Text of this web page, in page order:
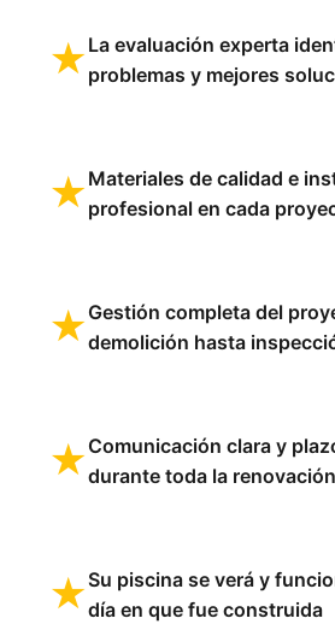
★ La evaluación experta
problemas y mejores
★ Materiales de calidad e
profesional en cada
★Gestión completa del
demolición hasta
★Comunicación clara y
durante toda la renovación
★ Su piscina se verá y
día en que fue construida